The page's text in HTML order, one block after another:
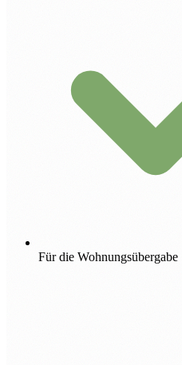
Für die Wohnungsübergabe